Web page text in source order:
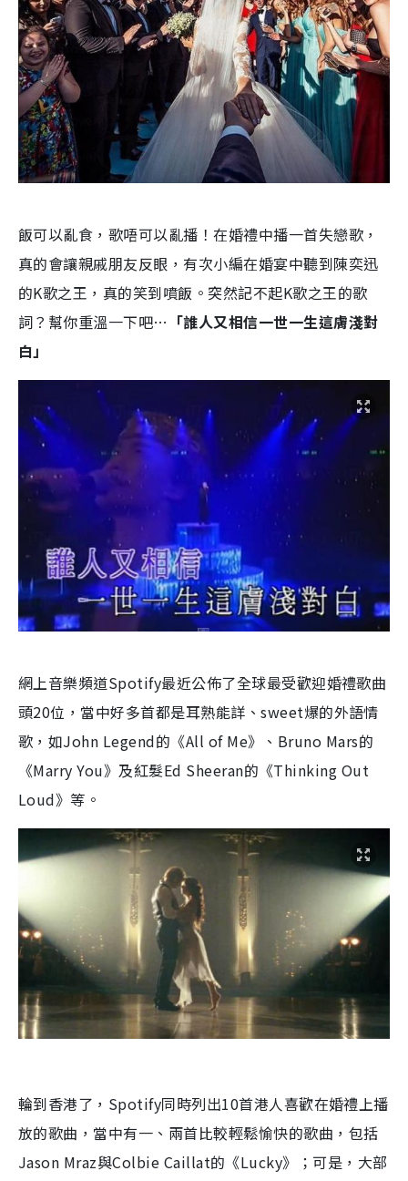
飯可以亂食，歌唔可以亂播！在婚禮中播一首失戀歌，
真的會讓親戚朋友反眼，有次小編在婚宴中聽到陳奕迅
的K歌之王，真的笑到噴飯。突然記不起K歌之王的歌
詞？幫你重溫一下吧… 「誰人又相信一世一生這膚淺對
白」
網上音樂頻道Spotify最近公佈了全球最受歡迎婚禮歌曲
頭20位，當中好多首都是耳熟能詳、sweet爆的外語情
歌，如John Legend的《All of Me》、Bruno Mars的
《Marry You》及紅髮Ed Sheeran的《Thinking Out
Loud》等。
輪到香港了，Spotify同時列出10首港人喜歡在婚禮上播
放的歌曲，當中有一、兩首比較輕鬆愉快的歌曲，包括
Jason Mraz與Colbie Caillat的《Lucky》；可是，大部